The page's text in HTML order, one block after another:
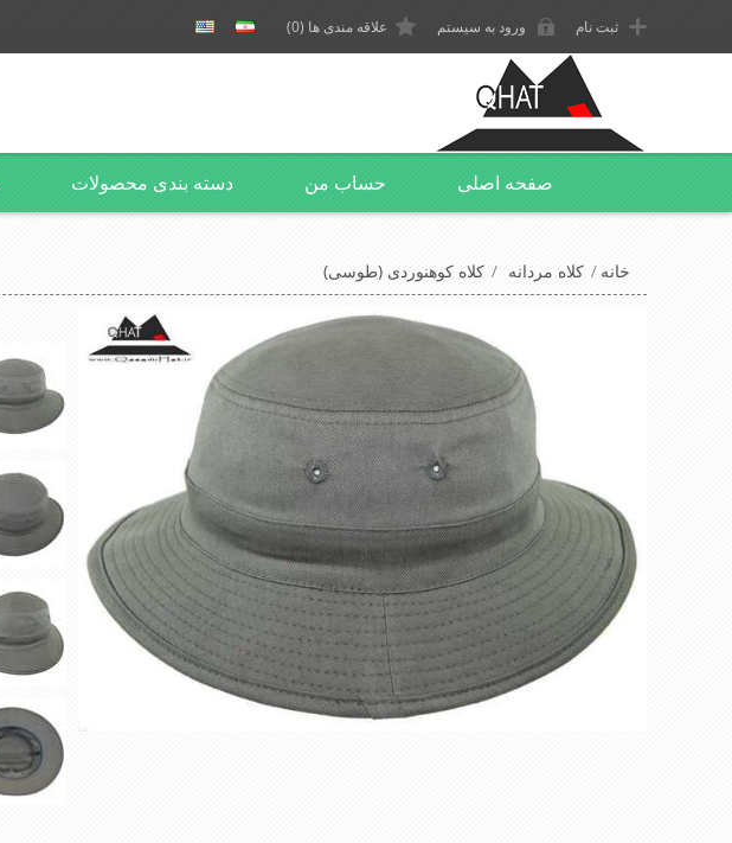
ثبت نام ورود به سیستم علاقه مندی ها (0)
صفحه اصلی حساب من دسته بندی محصولات
خانه / کلاه مردانه / کلاه کوهنوردی (طوسی)